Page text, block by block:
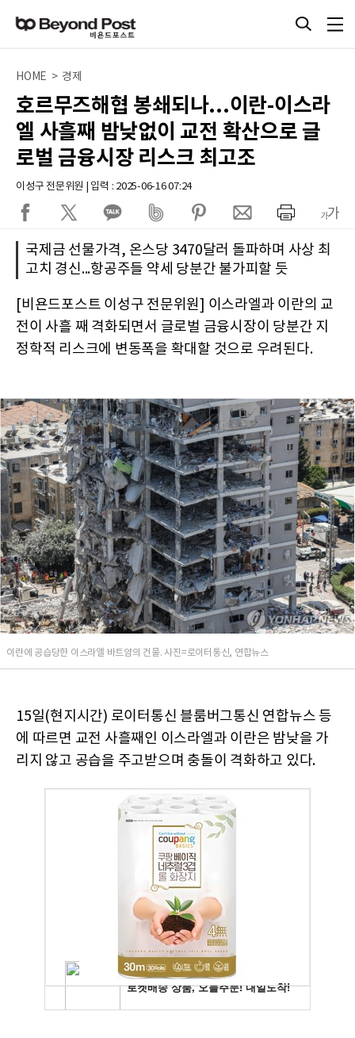
HOME > 경제
호르무즈해협 봉쇄되나...이란-이스라
엘 사흘째 밤낮없이 교전 확산으로 글
로벌 금융시장 리스크 최고조
이성구 전문위원 | 입력 : 2025-06-16 07:24
국제금 선물가격, 온스당 3470달러 돌파하며 사상 최
고치 경신...항공주들 약세 당분간 불가피할 듯
[비욘드포스트 이성구 전문위원] 이스라엘과 이란의 교
전이 사흘 째 격화되면서 글로벌 금융시장이 당분간 지
정학적 리스크에 변동폭을 확대할 것으로 우려된다.
이란에 공습당한 이스라엘 바트얌의 건물. 사진=로이터통신, 연합뉴스
15일(현지시간) 로이터통신 블룸버그통신 연합뉴스 등
에 따르면 교전 사흘째인 이스라엘과 이란은 밤낮을 가
리지 않고 공습을 주고받으며 충돌이 격화하고 있다.